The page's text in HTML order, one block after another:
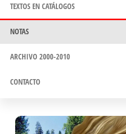
TEXTOS EN CATÁLOGOS
NOTAS
ARCHIVO 2000-2010
CONTACTO